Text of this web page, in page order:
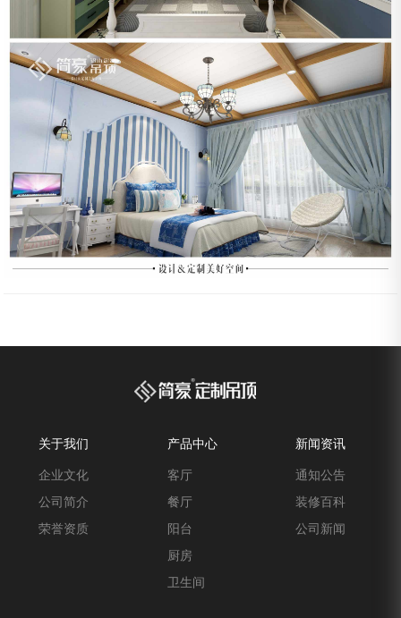
关于我们
企业文化
公司简介
荣誉资质
产品中心
客厅
餐厅
阳台
厨房
卫生间
新闻资讯
通知公告
装修百科
公司新闻